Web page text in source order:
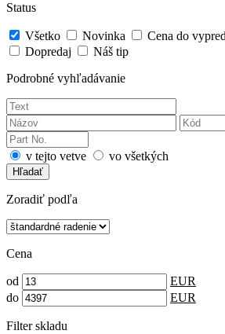
Status
Všetko Novinka Cena do
Dopredaj
Náš tip
Podrobné vyhľadávanie
v tejto vetve vo všetkých
Hľadať
Zoradiť podľa
Cena
od
EUR
do
EUR
Filter skladu